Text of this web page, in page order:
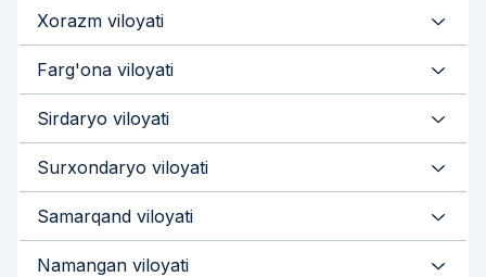
Xorazm viloyati
Farg'ona viloyati
Sirdaryo viloyati
Surxondaryo viloyati
Samarqand viloyati
Namangan viloyati